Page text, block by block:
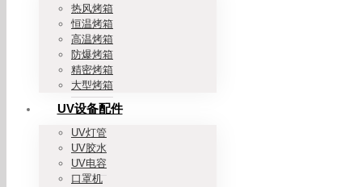
热风烤箱
恒温烤箱
高温烤箱
防爆烤箱
精密烤箱
大型烤箱
UV设备配件
UV灯管
UV胶水
UV电容
口罩机